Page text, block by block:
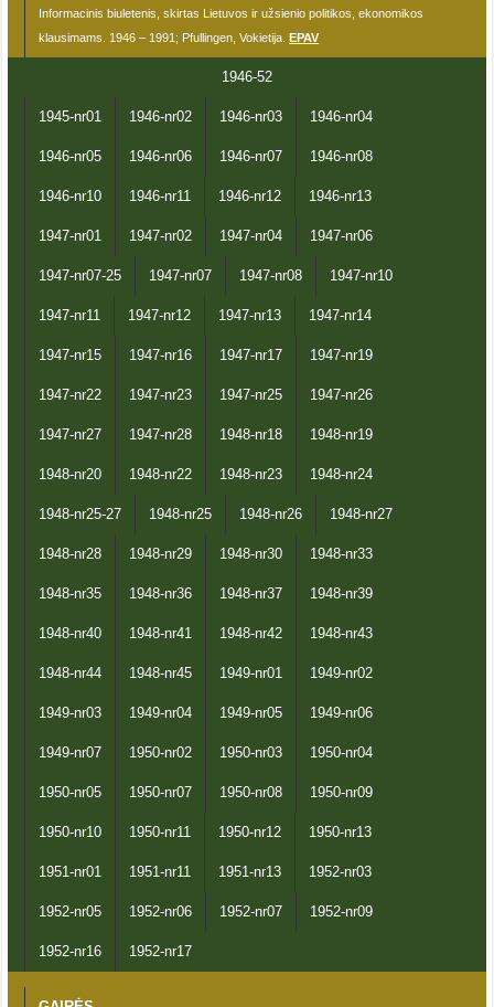
Informacinis biuletenis, skirtas Lietuvos ir užsienio politikos, ekonomikos
klausimams. 1946 – 1991; Pfullingen, Vokietija.EPAV
1946-52
1945-nr01 1946-nr02 1946-nr03 1946-nr04
1946-nr05 1946-nr06 1946-nr07 1946-nr08
1946-nr10 1946-nr11 1946-nr12 1946-nr13
1947-nr01 1947-nr02 1947-nr04 1947-nr06
1947-nr07-25 1947-nr07 1947-nr08 1947-nr10
1947-nr11 1947-nr12 1947-nr13 1947-nr14
1947-nr15 1947-nr16 1947-nr17 1947-nr19
1947-nr22 1947-nr23 1947-nr25 1947-nr26
1947-nr27 1947-nr28 1948-nr18 1948-nr19
1948-nr20 1948-nr22 1948-nr23 1948-nr24
1948-nr25-27 1948-nr25 1948-nr26 1948-nr27
1948-nr28 1948-nr29 1948-nr30 1948-nr33
1948-nr35 1948-nr36 1948-nr37 1948-nr39
1948-nr40 1948-nr41 1948-nr42 1948-nr43
1948-nr44 1948-nr45 1949-nr01 1949-nr02
1949-nr03 1949-nr04 1949-nr05 1949-nr06
1949-nr07 1950-nr02 1950-nr03 1950-nr04
1950-nr05 1950-nr07 1950-nr08 1950-nr09
1950-nr10 1950-nr11 1950-nr12 1950-nr13
1951-nr01 1951-nr11 1951-nr13 1952-nr03
1952-nr05 1952-nr06 1952-nr07 1952-nr09
1952-nr16 1952-nr17